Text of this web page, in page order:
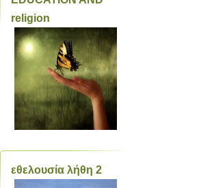
religion
εθελουσία λήθη 2